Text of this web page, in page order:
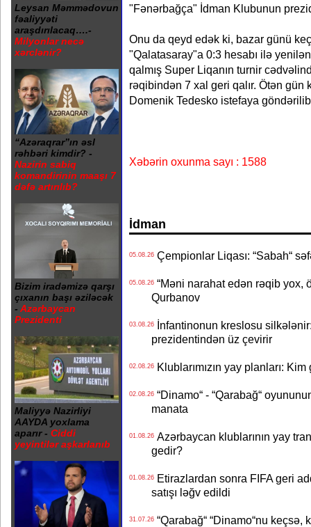
Leysan Məmmədovun
fəaliyyəti
araşdırılacaq….-
Milyonlar necə
xərclənir?
“Azəraqrar”ın əsl
rəhbəri kimdir? -
Nazirin sabiq
komandirinin maaşı 7
dəfə artırılıb?
Bizim iradəmizə qarşı
çıxanın başı əziləcək
- Azərbaycan
Prezidenti
Maliyyə Nazirliyi
AAYDA yoxlama
aparır - Ciddi
yeyintilər aşkarlanıb
"Fənərbağça" İdman Klubunun
Onu da qeyd edək ki, bazar günü
"Qalatasaray"a 0:3 hesabı ilə
qalmış Super Liqanın turnir
rəqibindən 7 xal geri qalır. Ötən gün
Domenik Tedesko istefaya
Xəbərin oxunma sayı : 1588
İdman
05.08.26Çempionlar Liqası: “Sabah“
05.08.26“Məni narahat edən rəqib yox,
Qurbanov
03.08.26İnfantinonun kreslosu
prezidentindən üz çevirir
02.08.26Klublarımızın yay planları:
02.08.26“Dinamo“ - “Qarabağ“
manata
01.08.26Azərbaycan klublarının yay
gedir?
01.08.26Etirazlardan sonra FIFA geri
satışı ləğv edildi
31.07.26“Qarabağ“ “Dinamo“nu keçsə,